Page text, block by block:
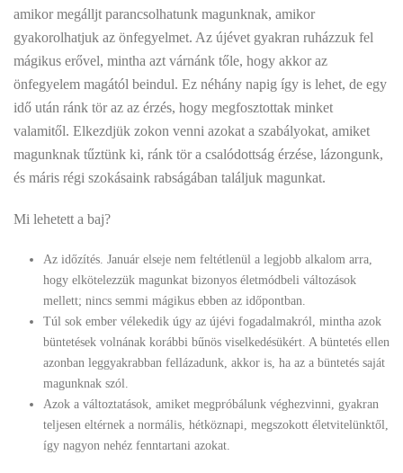
amikor megálljt parancsolhatunk magunknak, amikor
gyakorolhatjuk az önfegyelmet. Az újévet gyakran ruházzuk fel
mágikus erővel, mintha azt várnánk tőle, hogy akkor az
önfegyelem magától beindul. Ez néhány napig így is lehet, de egy
idő után ránk tör az az érzés, hogy megfosztottak minket
valamitől. Elkezdjük zokon venni azokat a szabályokat, amiket
magunknak tűztünk ki, ránk tör a csalódottság érzése, lázongunk,
és máris régi szokásaink rabságában találjuk magunkat.
Mi lehetett a baj?
Az időzítés. Január elseje nem feltétlenül a legjobb alkalom arra,
hogy elkötelezzük magunkat bizonyos életmódbeli változások
mellett; nincs semmi mágikus ebben az időpontban.
Túl sok ember vélekedik úgy az újévi fogadalmakról, mintha azok
büntetések volnának korábbi bűnös viselkedésükért. A büntetés ellen
azonban leggyakrabban fellázadunk, akkor is, ha az a büntetés saját
magunknak szól.
Azok a változtatások, amiket megpróbálunk véghezvinni, gyakran
teljesen eltérnek a normális, hétköznapi, megszokott életvitelünktől,
így nagyon nehéz fenntartani azokat.